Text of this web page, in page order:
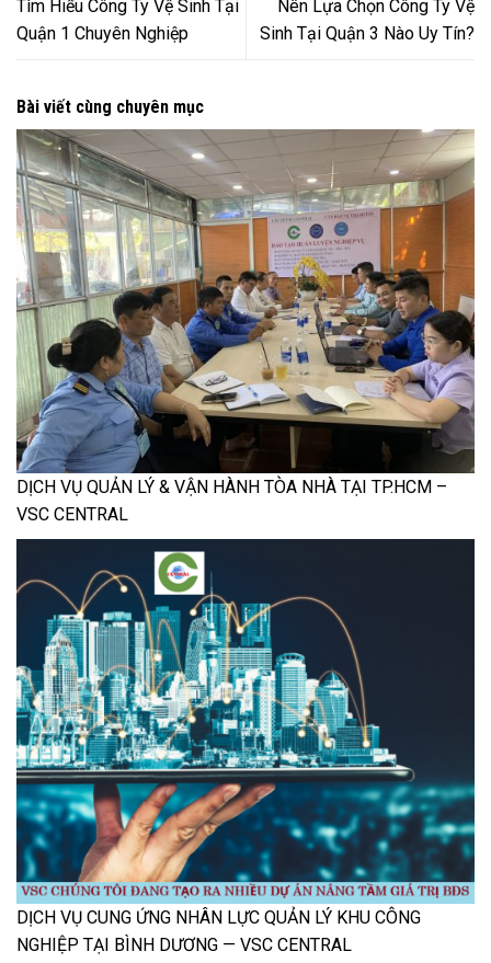
Tìm Hiểu Công Ty Vệ Sinh Tại
Quận 1 Chuyên Nghiệp
Nên Lựa Chọn Công Ty Vệ
Sinh Tại Quận 3 Nào Uy Tín?
Bài viết cùng chuyên mục
DỊCH VỤ QUẢN LÝ & VẬN HÀNH TÒA NHÀ TẠI TP.HCM –
VSC CENTRAL
DỊCH VỤ CUNG ỨNG NHÂN LỰC QUẢN LÝ KHU CÔNG
NGHIỆP TẠI BÌNH DƯƠNG — VSC CENTRAL